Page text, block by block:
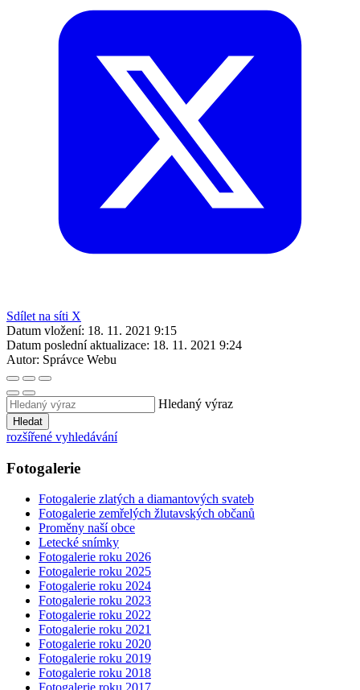
Sdílet na síti X
Datum vložení: 18. 11. 2021 9:15
Datum poslední aktualizace: 18. 11. 2021 9:24
Autor: Správce Webu
Hledaný výraz
Hledat
rozšířené vyhledávání
Fotogalerie
Fotogalerie zlatých a diamantových svateb
Fotogalerie zemřelých žlutavských občanů
Proměny naší obce
Letecké snímky
Fotogalerie roku 2026
Fotogalerie roku 2025
Fotogalerie roku 2024
Fotogalerie roku 2023
Fotogalerie roku 2022
Fotogalerie roku 2021
Fotogalerie roku 2020
Fotogalerie roku 2019
Fotogalerie roku 2018